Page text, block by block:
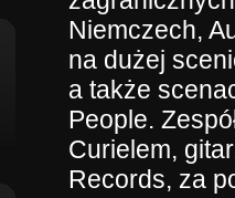
Niemczech,
na dużej
a także
People.
Curielem,
Records, za